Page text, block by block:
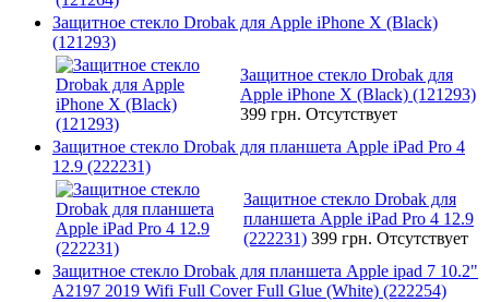
Защитное стекло Drobak для Apple iPhone X (Black)
(121293)
Защитное стекло Drobak для
Apple iPhone X (Black) (121293)
399 грн. Отсутствует
Защитное стекло Drobak для планшета Apple iPad Pro 4
12.9 (222231)
Защитное стекло Drobak для
планшета Apple iPad Pro 4 12.9
(222231) 399 грн. Отсутствует
Защитное стекло Drobak для планшета Apple ipad 7 10.2"
A2197 2019 Wifi Full Cover Full Glue (White) (222254)